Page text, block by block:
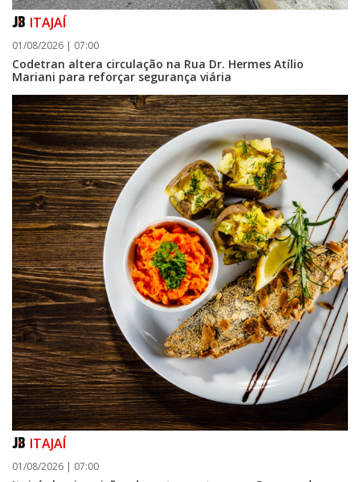
ITAJAÍ
01/08/2026 | 07:00
Codetran altera circulação na Rua Dr. Hermes Atílio
Mariani para reforçar segurança viária
ITAJAÍ
01/08/2026 | 07:00